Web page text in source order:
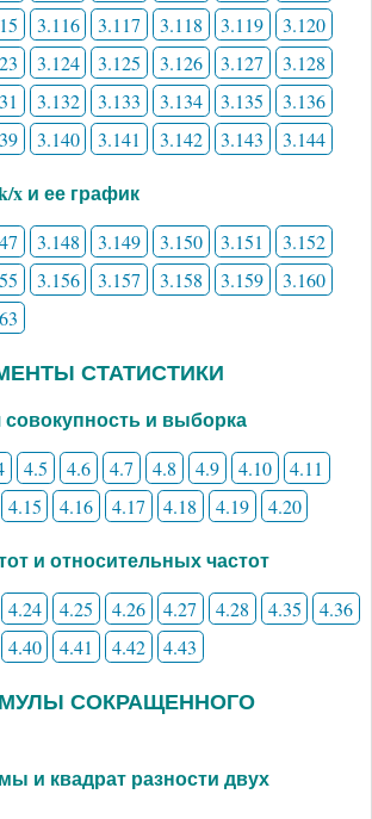
3.116 3.117 3.118 3.119
3.120
3.124 3.125 3.126 3.127
3.128
3.132 3.133 3.134 3.135
3.136
3.140 3.141 3.142 3.143 3.144
x и ее график
3.148 3.149 3.150 3.151
3.152
3.156 3.157 3.158 3.159
3.160
СТАТИСТИКИ
совокупность и выборка
4.5 4.6 4.7 4.8 4.9 4.10
4.11
4.15 4.16 4.17 4.18 4.19 4.20
и относительных частот
4.24 4.25 4.26 4.27 4.28 4.35
4.36
4.40 4.41 4.42 4.43
СОКРАЩЕННОГО
и квадрат разности двух